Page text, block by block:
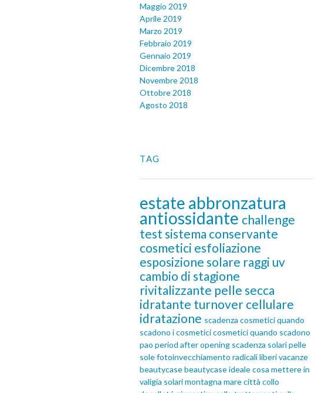
Maggio 2019
Aprile 2019
Marzo 2019
Febbraio 2019
Gennaio 2019
Dicembre 2018
Novembre 2018
Ottobre 2018
Agosto 2018
TAG
estate abbronzatura
antiossidante challenge
test sistema conservante
cosmetici esfoliazione
esposizione solare raggi uv
cambio di stagione
rivitalizzante pelle secca
idratante turnover cellulare
idratazione scadenza cosmeticiquando
scadono i cosmeticicosmetici quando scadono
pao period after opening scadenza solaripelle
solefotoinvecchiamento radicali liberivacanze
beautycasebeautycase idealecosa mettere in
valigia solarimontagna marecittà collo